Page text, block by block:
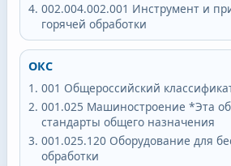
002.004.002.001 Инструмент и
горячей обработки
ОКС
001 Общероссийский
001.025 Машиностроение *Эта
стандарты общего назначения
001.025.120 Оборудование для
обработки